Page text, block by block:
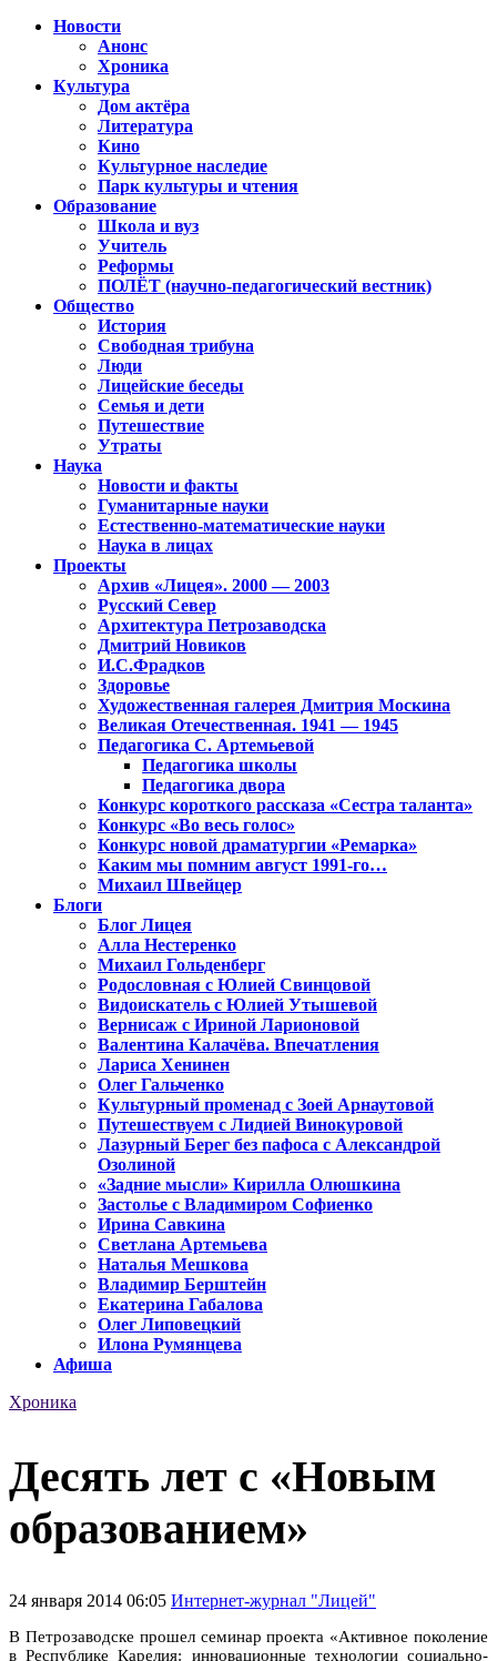
Новости
Анонс
Хроника
Культура
Дом актёра
Литература
Кино
Культурное наследие
Парк культуры и чтения
Образование
Школа и вуз
Учитель
Реформы
ПОЛЁТ (научно-педагогический вестник)
Общество
История
Свободная трибуна
Люди
Лицейские беседы
Семья и дети
Путешествие
Утраты
Наука
Новости и факты
Гуманитарные науки
Естественно-математические науки
Наука в лицах
Проекты
Архив «Лицея». 2000 — 2003
Русский Север
Архитектура Петрозаводска
Дмитрий Новиков
И.С.Фрадков
Здоровье
Художественная галерея Дмитрия Москина
Великая Отечественная. 1941 — 1945
Педагогика С. Артемьевой
Педагогика школы
Педагогика двора
Конкурс короткого рассказа «Сестра таланта»
Конкурс «Во весь голос»
Конкурс новой драматургии «Ремарка»
Каким мы помним август 1991-го…
Михаил Швейцер
Блоги
Блог Лицея
Алла Нестеренко
Михаил Гольденберг
Родословная с Юлией Свинцовой
Видоискатель с Юлией Утышевой
Вернисаж с Ириной Ларионовой
Валентина Калачёва. Впечатления
Лариса Хенинен
Олег Гальченко
Культурный променад с Зоей Арнаутовой
Путешествуем с Лидией Винокуровой
Лазурный Берег без пафоса с Александрой
Озолиной
«Задние мысли» Кирилла Олюшкина
Застолье с Владимиром Софиенко
Ирина Савкина
Светлана Артемьева
Наталья Мешкова
Владимир Берштейн
Екатерина Габалова
Олег Липовецкий
Илона Румянцева
Афиша
Хроника
Десять лет с «Новым
образованием»
24 января 2014 06:05 Интернет-журнал "Лицей"
В Петрозаводске прошел семинар проекта «Активное поколение
в Республике Карелия: инновационные технологии социально-